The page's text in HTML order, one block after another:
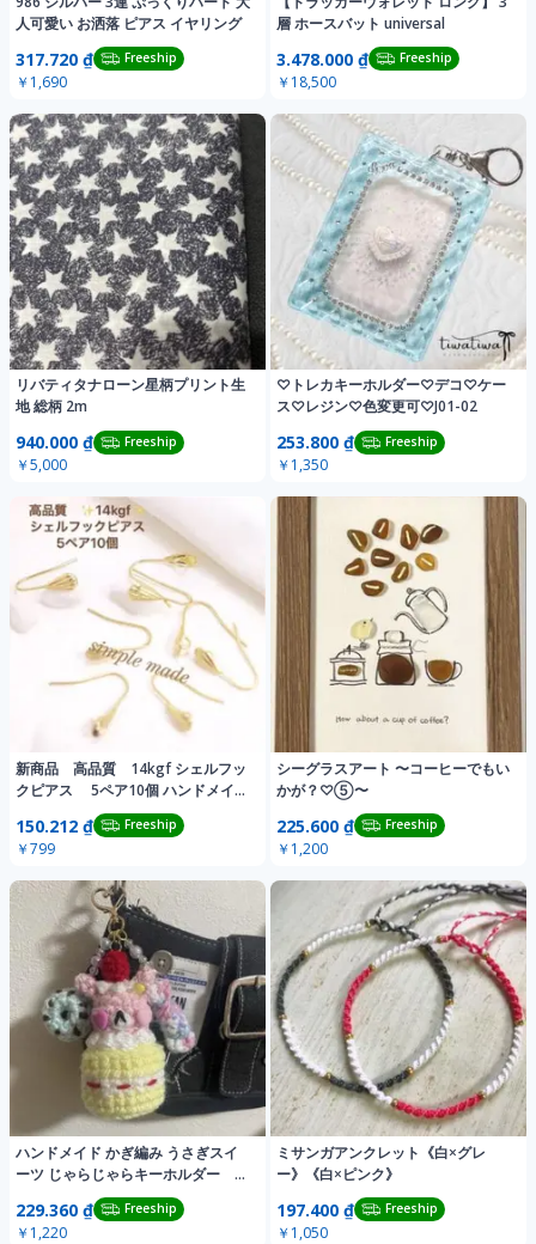
人可愛い お洒落 ピアス イヤリング
317.720 ₫ Freeship
￥1,690
層 ホースバット universal
3.478.000 ₫ Freeship
￥18,500
リバティタナローン星柄プリント生
地 総柄 2m
940.000 ₫ Freeship
￥5,000
♡トレカキーホルダー♡デコ♡ケー
ス♡レジン♡色変更可♡J01-02
253.800 ₫ Freeship
￥1,350
新商品 高品質 14kgf シェルフッ
クピアス 5ペア10個 ハンドメイド
150.212 ₫ Freeship
￥799
シーグラスアート 〜コーヒーでもい
かが？♡⑤〜
225.600 ₫ Freeship
￥1,200
ハンドメイド かぎ編み うさぎスイ
ーツ じゃらじゃらキーホルダー 平
229.360 ₫ Freeship
￥1,220
ミサンガアンクレット《白×グレ
ー》《白×ピンク》
197.400 ₫ Freeship
￥1,050